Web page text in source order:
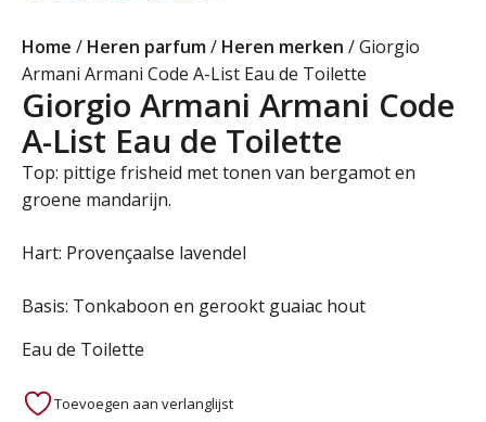
Home / Heren parfum/ Heren merken / Giorgio
Armani Armani Code A-List Eau de Toilette
Giorgio Armani Armani Code
A-List Eau de Toilette
Top: pittige frisheid met tonen van bergamot en
groene mandarijn.
Hart: Provençaalse lavendel
Basis: Tonkaboon en gerookt guaiac hout
Eau de Toilette
Toevoegen aan verlanglijst